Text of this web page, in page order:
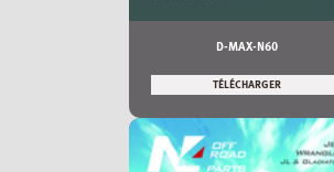
D-MAX-N60
TÉLÉCHARGER